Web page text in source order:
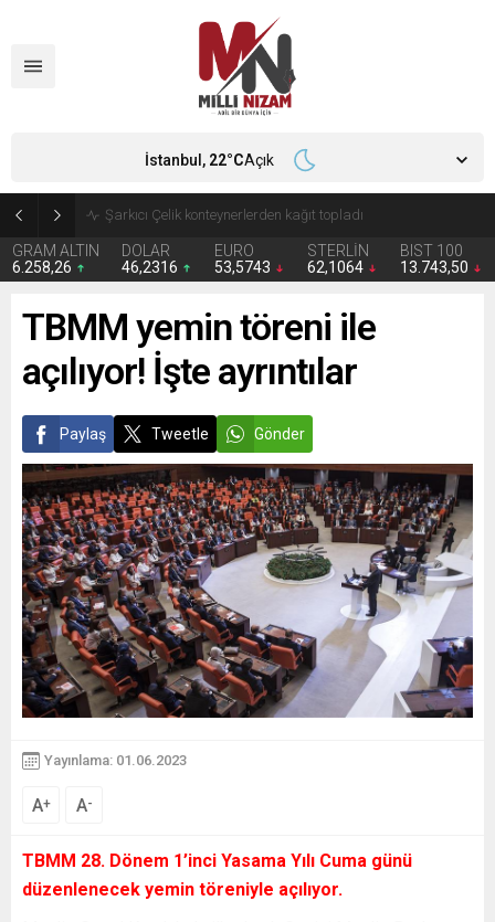
İran 2 ülkeyi birden vurdu
GRAM ALTIN
6.258,26
DOLAR
46,2316
EURO
53,5743
STERLİN
62,1064
BIST 100
13.743,50
İstanbul, 22°CAçık
TBMM yemin töreni ile
açılıyor! İşte ayrıntılar
Paylaş Tweetle Gönder
Yayınlama: 01.06.2023
A+ A-
TBMM 28. Dönem 1’inci Yasama Yılı Cuma günü
düzenlenecek yemin töreniyle açılıyor.